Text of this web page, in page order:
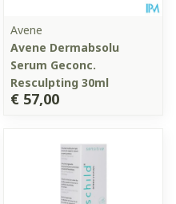
Avene
Avene Dermabsolu
Serum Geconc.
Resculpting 30ml
€ 57,00